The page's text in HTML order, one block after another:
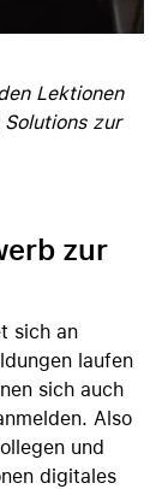
Lektionen
zur
zur
sich an
laufen
sich auch
Also
und
digitales